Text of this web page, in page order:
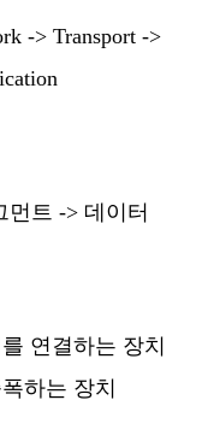
-> Transport ->
먼트 -> 데이터
연결하는 장치
하는 장치